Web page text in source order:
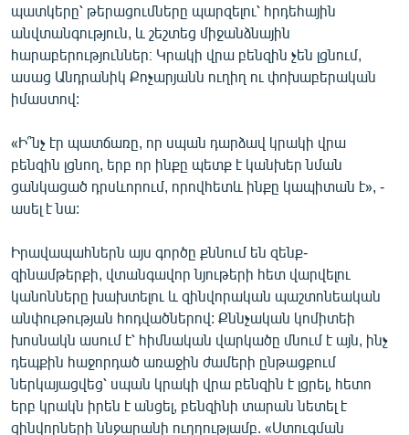
պատկերը՝ թերացումները պարզելու՝ հրդեհային
անվտանգություն, և շեշտեց միջանձնային
հարաբերություններ։ Կրակի վրա բենզին չեն լցնում,
ասաց Անդրանիկ Քոչարյանն ուղիղ ու փոխաբերական
իմաստով:
«Ի՞նչ էր պատճառը, որ սպան դարձավ կրակի վրա
բենզին լցնող, երբ որ ինքը պետք է կանխեր նման
ցանկացած դրսևորում, որովհետև ինքը կապիտան է», -
ասել է նա:
Իրավապահներն այս գործը քննում են զենք-
զինամթերքի, վտանգավոր նյութերի հետ վարվելու
կանոնները խախտելու և զինվորական պաշտոնեական
անփութության հոդվածներով: Քննչական կոմիտեի
խոսնակն ասում է՝ հիմնական վարկածը մնում է այն, ինչ
դեպքին հաջորդած առաջին ժամերի ընթացքում
ներկայացվեց՝ սպան կրակի վրա բենզին է լցրել, հետո
երբ կրակն իրեն է անցել, բենզինի տարան նետել է
զինվորների ննջարանի ուղղությամբ. «Ստուգման